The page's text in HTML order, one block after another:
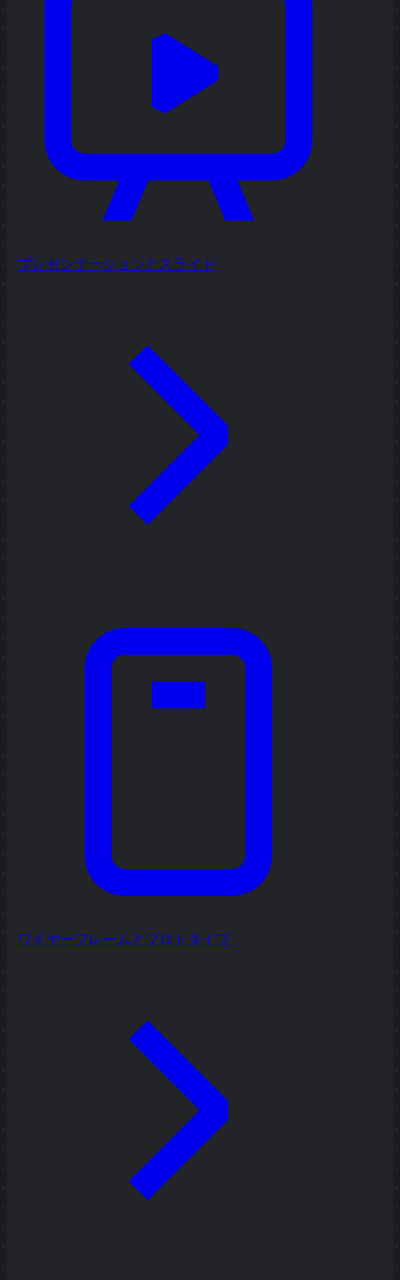
プレゼンテーションとスライド
ワイヤーフレームとプロトタイプ